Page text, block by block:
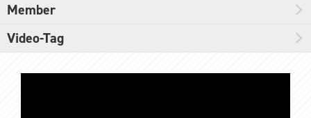
Member
Video-Tag